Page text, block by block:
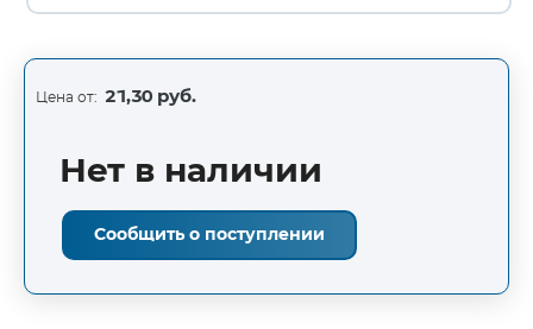
Цена от: 21,30 руб.
Нет в наличии
Сообщить о поступлении